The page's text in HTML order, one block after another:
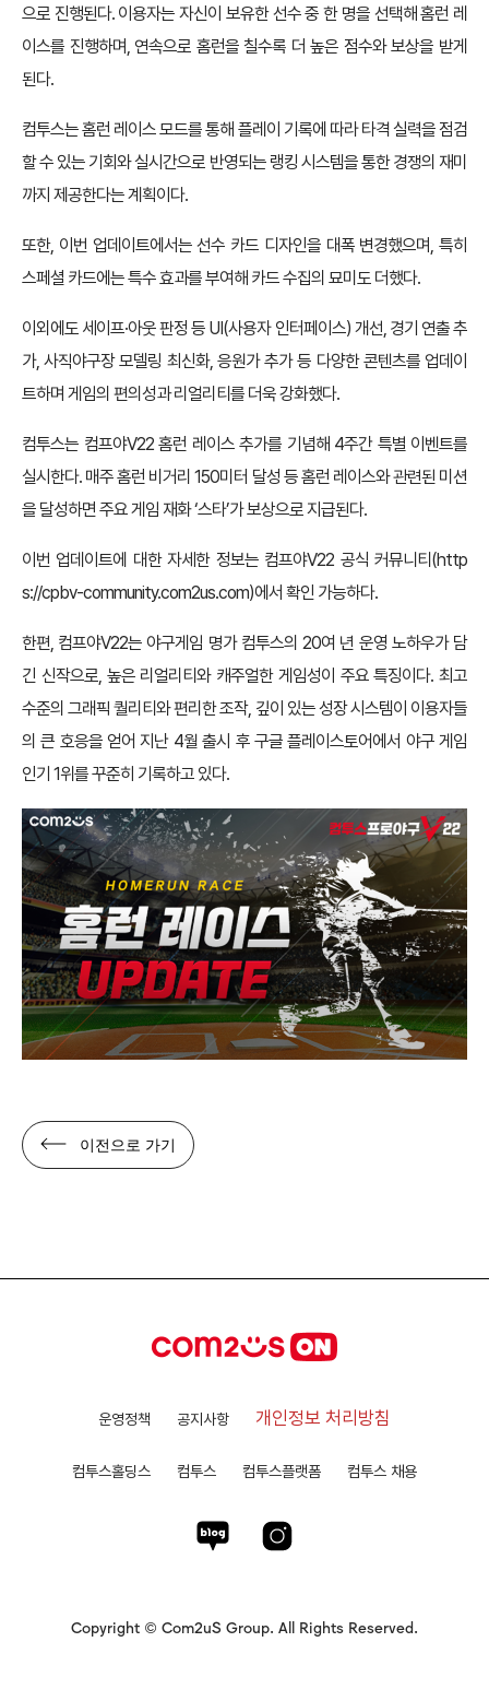
으로 진행된다. 이용자는 자신이 보유한 선수 중 한 명을 선택해 홈런 레
이스를 진행하며, 연속으로 홈런을 칠수록 더 높은 점수와 보상을 받게
된다.
컴투스는 홈런 레이스 모드를 통해 플레이 기록에 따라 타격 실력을 점검
할 수 있는 기회와 실시간으로 반영되는 랭킹 시스템을 통한 경쟁의 재미
까지 제공한다는 계획이다.
또한, 이번 업데이트에서는 선수 카드 디자인을 대폭 변경했으며, 특히
스페셜 카드에는 특수 효과를 부여해 카드 수집의 묘미도 더했다.
이외에도 세이프·아웃 판정 등 UI(사용자 인터페이스) 개선, 경기 연출 추
가, 사직야구장 모델링 최신화, 응원가 추가 등 다양한 콘텐츠를 업데이
트하며 게임의 편의성과 리얼리티를 더욱 강화했다.
컴투스는 컴프야V22 홈런 레이스 추가를 기념해 4주간 특별 이벤트를
실시한다. 매주 홈런 비거리 150미터 달성 등 홈런 레이스와 관련된 미션
을 달성하면 주요 게임 재화 ‘스타’가 보상으로 지급된다.
이번 업데이트에 대한 자세한 정보는 컴프야V22 공식 커뮤니티(http
s://cpbv-community.com2us.com)에서 확인 가능하다.
한편, 컴프야V22는 야구게임 명가 컴투스의 20여 년 운영 노하우가 담
긴 신작으로, 높은 리얼리티와 캐주얼한 게임성이 주요 특징이다. 최고
수준의 그래픽 퀄리티와 편리한 조작, 깊이 있는 성장 시스템이 이용자들
의 큰 호응을 얻어 지난 4월 출시 후 구글 플레이스토어에서 야구 게임
인기 1위를 꾸준히 기록하고 있다.
이전으로 가기
운영정책 공지사항 개인정보 처리방침
컴투스홀딩스 컴투스 컴투스플랫폼 컴투스 채용
Copyright © Com2uS Group. All Rights Reserved.